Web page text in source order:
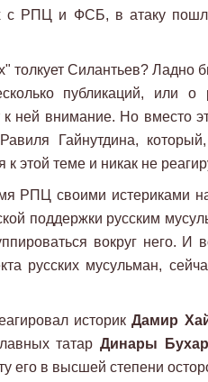
с РПЦ и ФСБ, в атаку
толкует Силантьев? Ладно
публикаций, или о
к ней внимание. Но вместо
Гайнутдина,
этой теме и никак не
РПЦ своими истериками
поддержки русским
вокруг него. И
русских мусульман,
историкДамир
татар Динары
его в высшей степени